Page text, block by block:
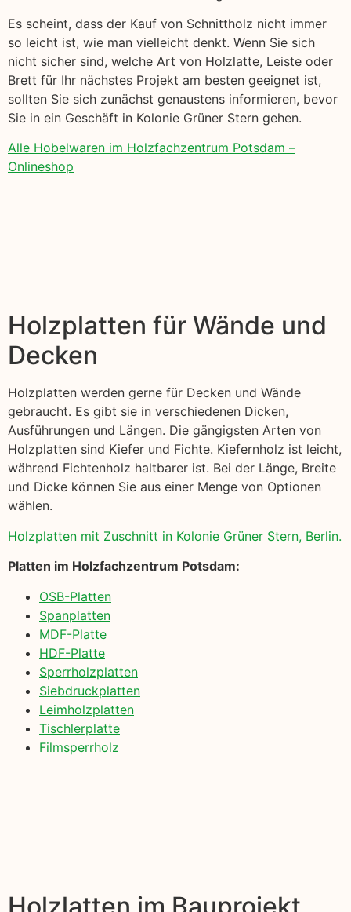
Es scheint, dass der Kauf von Schnittholz nicht immer
so leicht ist, wie man vielleicht denkt. Wenn Sie sich
nicht sicher sind, welche Art von Holzlatte, Leiste oder
Brett für Ihr nächstes Projekt am besten geeignet ist,
sollten Sie sich zunächst genaustens informieren, bevor
Sie in ein Geschäft in Kolonie Grüner Stern gehen.
Alle Hobelwaren im Holzfachzentrum Potsdam –
Onlineshop
Holzplatten für Wände und
Decken
Holzplatten werden gerne für Decken und Wände
gebraucht. Es gibt sie in verschiedenen Dicken,
Ausführungen und Längen. Die gängigsten Arten von
Holzplatten sind Kiefer und Fichte. Kiefernholz ist leicht,
während Fichtenholz haltbarer ist. Bei der Länge, Breite
und Dicke können Sie aus einer Menge von Optionen
wählen.
Holzplatten mit Zuschnitt in Kolonie Grüner Stern, Berlin.
Platten im Holzfachzentrum Potsdam:
OSB-Platten
Spanplatten
MDF-Platte
HDF-Platte
Sperrholzplatten
Siebdruckplatten
Leimholzplatten
Tischlerplatte
Filmsperrholz
Holzlatten im Bauprojekt